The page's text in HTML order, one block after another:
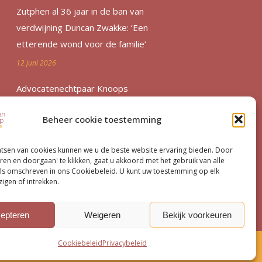
Beheer cookie toestemming
van cookies kunnen we u de beste website ervaring bieden. Door
en doorgaan' te klikken, gaat u akkoord met het gebruik van alle
omschreven in ons Cookiebeleid. U kunt uw toestemming op elk
of intrekken.
Weigeren Bekijk voorkeuren
CookiebeleidPrivacybeleid
Zutphen al 36 jaar in de ban van
verdwijning Duncan Zwakke: ‘Een
etterende wond voor de familie’
12 juni 2026
Advocatenechtpaar Knoops
excessief declareren
Van moord­zaak tot milieu­dossier
15 mei 2026
Contact Cookiebeleid (EU) © VHB Strafpleiters 2026